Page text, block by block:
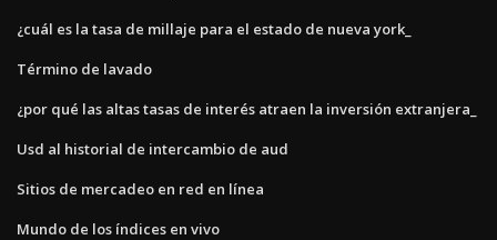
¿cuál es la tasa de millaje para el estado de nueva york_
Término de lavado
¿por qué las altas tasas de interés atraen la inversión extranjera_
Usd al historial de intercambio de aud
Sitios de mercadeo en red en línea
Mundo de los índices en vivo